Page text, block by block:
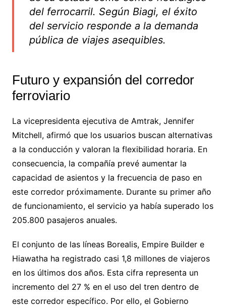
del ferrocarril. Según Biagi, el éxito
del servicio responde a la demanda
pública de viajes asequibles.
Futuro y expansión del corredor
ferroviario
La vicepresidenta ejecutiva de Amtrak, Jennifer
Mitchell, afirmó que los usuarios buscan alternativas
a la conducción y valoran la flexibilidad horaria. En
consecuencia, la compañía prevé aumentar la
capacidad de asientos y la frecuencia de paso en
este corredor próximamente. Durante su primer año
de funcionamiento, el servicio ya había superado los
205.800 pasajeros anuales.
El conjunto de las líneas Borealis, Empire Builder e
Hiawatha ha registrado casi 1,8 millones de viajeros
en los últimos dos años. Esta cifra representa un
incremento del 27 % en el uso del tren dentro de
este corredor específico. Por ello, el Gobierno